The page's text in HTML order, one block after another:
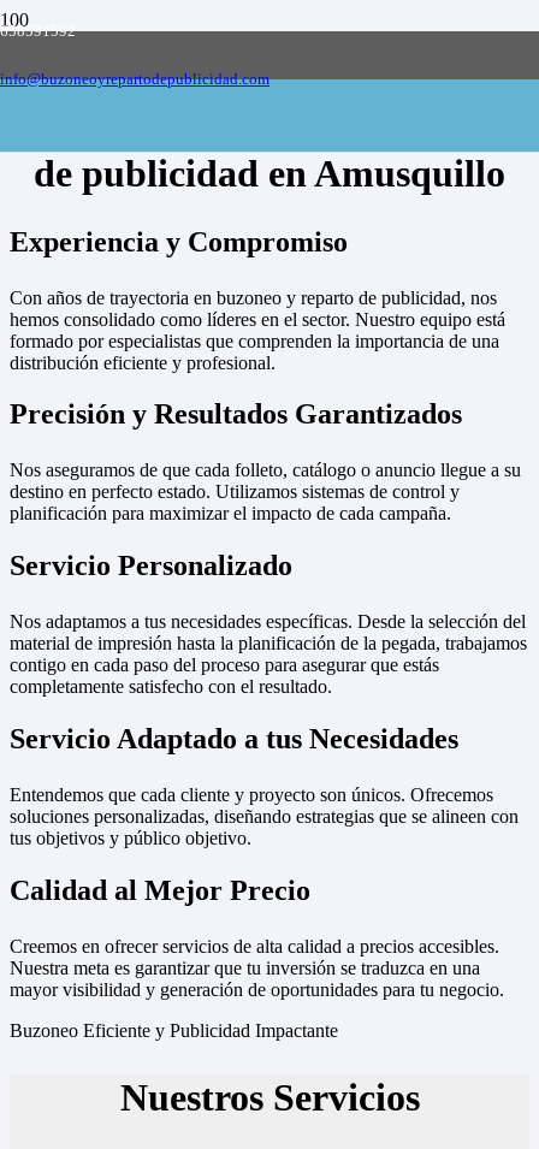
658591592
info@buzoneoyrepartodepublicidad.com
Empresa de buzoneo y reparto de publicidad
de publicidad en Amusquillo
Experiencia y Compromiso
Con años de trayectoria en buzoneo y reparto de publicidad, nos
hemos consolidado como líderes en el sector. Nuestro equipo está
formado por especialistas que comprenden la importancia de una
distribución eficiente y profesional.
Precisión y Resultados Garantizados
Nos aseguramos de que cada folleto, catálogo o anuncio llegue a su
destino en perfecto estado. Utilizamos sistemas de control y
planificación para maximizar el impacto de cada campaña.
Servicio Personalizado
Nos adaptamos a tus necesidades específicas. Desde la selección del
material de impresión hasta la planificación de la pegada, trabajamos
contigo en cada paso del proceso para asegurar que estás
completamente satisfecho con el resultado.
Servicio Adaptado a tus Necesidades
Entendemos que cada cliente y proyecto son únicos. Ofrecemos
soluciones personalizadas, diseñando estrategias que se alineen con
tus objetivos y público objetivo.
Calidad al Mejor Precio
Creemos en ofrecer servicios de alta calidad a precios accesibles.
Nuestra meta es garantizar que tu inversión se traduzca en una
mayor visibilidad y generación de oportunidades para tu negocio.
Buzoneo Eficiente y Publicidad Impactante
Nuestros Servicios